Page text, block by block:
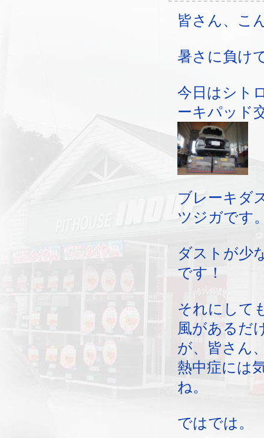
皆さん、こ
暑さに負け
今日はシト
ーキパッド
ブレーキダ
ツジガです
ダストが少
です！
それにして
風があるだ
が、皆さん
熱中症には
ね。
ではでは。